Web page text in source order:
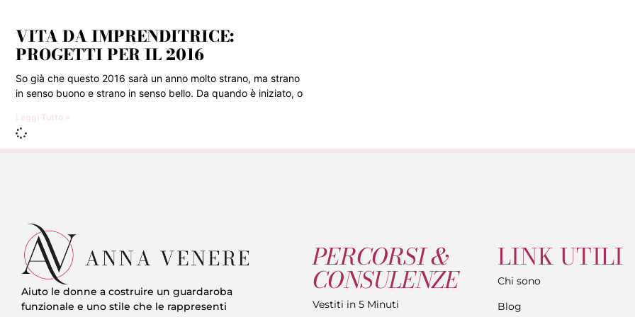
VITA DA IMPRENDITRICE:
PROGETTI PER IL 2016
So già che questo 2016 sarà un anno molto strano, ma strano
in senso buono e strano in senso bello. Da quando è iniziato, o
Leggi Tutto »
Aiuto le donne a costruire un guardaroba
funzionale e uno stile che le rappresenti
PERCORSI &
CONSULENZE
Vestiti in 5 Minuti
LINK UTILI
Chi sono
Blog